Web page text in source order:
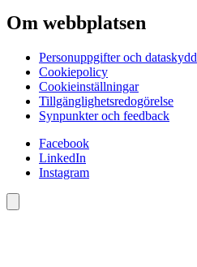
Om webbplatsen
Personuppgifter och dataskydd
Cookiepolicy
Cookieinställningar
Tillgänglighetsredogörelse
Synpunkter och feedback
Facebook
LinkedIn
Instagram